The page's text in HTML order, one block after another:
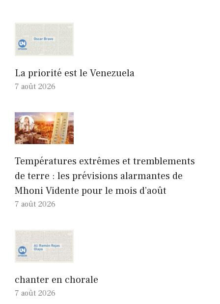
La priorité est le Venezuela
7 août 2026
Températures extrêmes et tremblements
de terre : les prévisions alarmantes de
Mhoni Vidente pour le mois d’août
7 août 2026
chanter en chorale
7 août 2026